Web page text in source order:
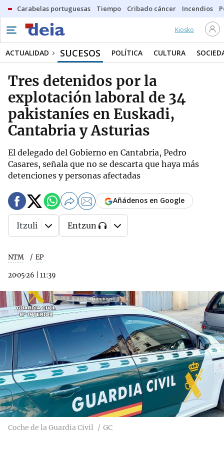
Carabelas portuguesas Tiempo Cribado cáncer Incendios
Kiosko
ACTUALIDAD SUCESOS POLÍTICA CULTURA
Tres detenidos por la
explotación laboral de 34
pakistaníes en Euskadi,
Cantabria y Asturias
El delegado del Gobierno en Cantabria, Pedro
Casares, señala que no se descarta que haya más
detenciones y personas afectadas
NTM EP
20·05·26 11:39
Añádenos en Google
Itzuli Entzun
Coche de la Guardia Civil GC